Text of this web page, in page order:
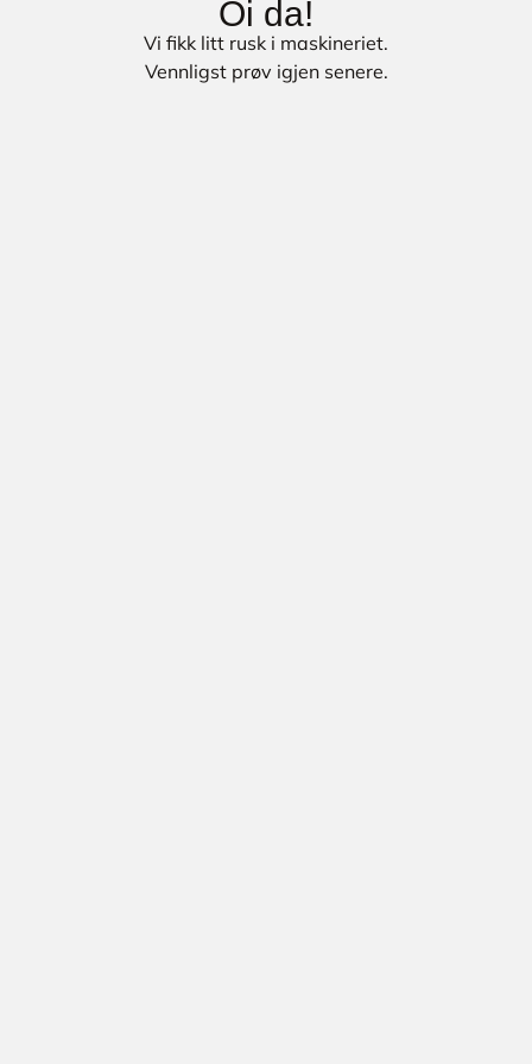
Oi da!
Vi fikk litt rusk i maskineriet.
Vennligst prøv igjen senere.